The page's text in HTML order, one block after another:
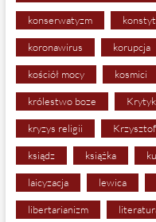
konserwatyzm
koronawirus korupcja
kościół mocy kosmici
królestwo boze
kryzys religii
ksiądz książka
laicyzacja lewica
libertarianizm